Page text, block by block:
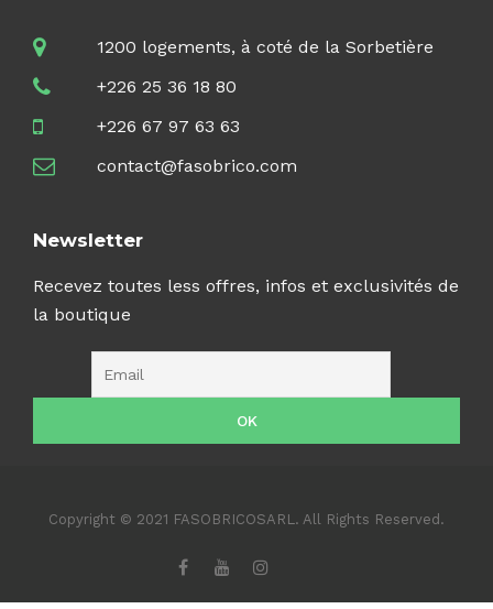
1200 logements, à coté de la Sorbetière
+226 25 36 18 80
+226 67 97 63 63
contact@fasobrico.com
Newsletter
Recevez toutes less offres, infos et exclusivités de
la boutique
Copyright © 2021 FASOBRICOSARL. All Rights Reserved.